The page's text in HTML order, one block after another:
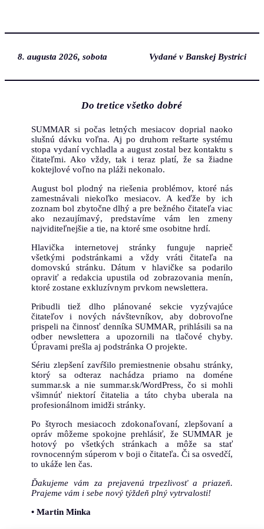
8. augusta 2026, sobota Vydané v Banskej Bystrici
Do tretice všetko dobré
SUMMAR si počas letných mesiacov doprial naoko
slušnú dávku voľna. Aj po druhom reštarte systému
stopa vydaní vychladla a august zostal bez kontaktu s
čitateľmi. Ako vždy, tak i teraz platí, že sa žiadne
koktejlové voľno na pláži nekonalo.
August bol plodný na riešenia problémov, ktoré nás
zamestnávali niekoľko mesiacov. A keďže by ich
zoznam bol zbytočne dlhý a pre bežného čitateľa viac
ako nezaujímavý, predstavíme vám len zmeny
najviditeľnejšie a tie, na ktoré sme osobitne hrdí.
Hlavička internetovej stránky funguje naprieč
všetkými podstránkami a vždy vráti čitateľa na
domovskú stránku. Dátum v hlavičke sa podarilo
opraviť a redakcia upustila od zobrazovania menín,
ktoré zostane exkluzívnym prvkom newslettera.
Pribudli tiež dlho plánované sekcie vyzývajúce
čitateľov i nových návštevníkov, aby dobrovoľne
prispeli na činnosť denníka SUMMAR, prihlásili sa na
odber newslettera a upozornili na tlačové chyby.
Úpravami prešla aj podstránka O projekte.
Sériu zlepšení zavŕšilo premiestnenie obsahu stránky,
ktorý sa odteraz nachádza priamo na doméne
summar.sk a nie summar.sk/WordPress, čo si mohli
všimnúť niektorí čitatelia a táto chyba uberala na
profesionálnom imidži stránky.
Po štyroch mesiacoch zdokonaľovaní, zlepšovaní a
opráv môžeme spokojne prehlásiť, že SUMMAR je
hotový po všetkých stránkach a môže sa stať
rovnocenným súperom v boji o čitateľa. Či sa osvedčí,
to ukáže len čas.
Ďakujeme vám za prejavenú trpezlivosť a priazeň.
Prajeme vám i sebe nový týždeň plný vytrvalosti!
• Martin Minka